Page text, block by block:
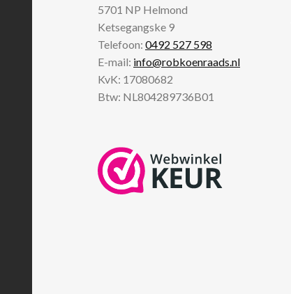
5701 NP Helmond
Ketsegangske 9
Telefoon:0492 527 598
E-mail: info@robkoenraads.nl
KvK: 17080682
Btw: NL804289736B01